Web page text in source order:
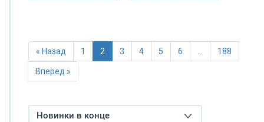
« Назад 1 2 3 4 5 6 … 188
Вперед »
Новинки в конце